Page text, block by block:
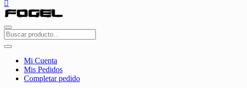
Mi Cuenta
Mis Pedidos
Completar pedido